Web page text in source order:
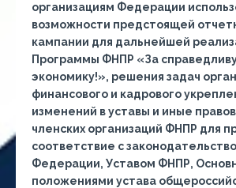
организациям Федерации
возможности предстоящей
кампании для дальнейшей
Программы ФНПР «За
экономику!», решения задач
финансового и кадрового
изменений в уставы и иные
членских организаций ФНПР для
соответствие с
Федерации, Уставом ФНПР,
положениями устава